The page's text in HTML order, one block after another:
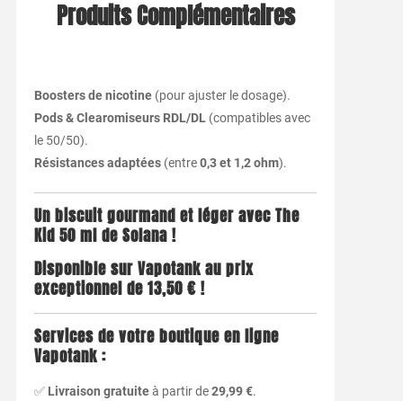
Produits Complémentaires
Boosters de nicotine(pour ajuster le dosage).
Pods & Clearomiseurs RDL/DL(compatibles avec
le 50/50).
Résistances adaptées(entre0,3 et 1,2 ohm).
Un biscuit gourmand et léger avec The
Kid 50 ml de Solana !
Disponible sur Vapotank au prix
exceptionnel de 13,50 € !
Services de votre boutique en ligne
Vapotank :
✅ Livraison gratuiteà partir de29,99 €.